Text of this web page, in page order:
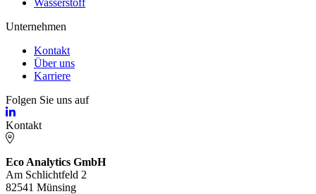
Wasserstoff
Unternehmen
Kontakt
Über uns
Karriere
Folgen Sie uns auf
Kontakt
Eco Analytics GmbH
Am Schlichtfeld 2
82541 Münsing